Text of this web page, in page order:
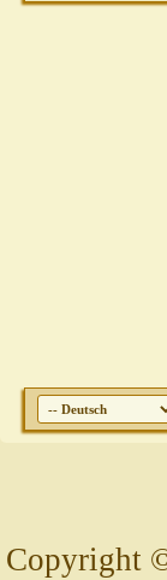
Copyright